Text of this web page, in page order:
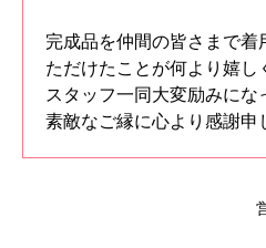
完成品を仲間の皆さまで着
ただけたことが何より嬉し
スタッフ一同大変励みにな
素敵なご縁に心より感謝申